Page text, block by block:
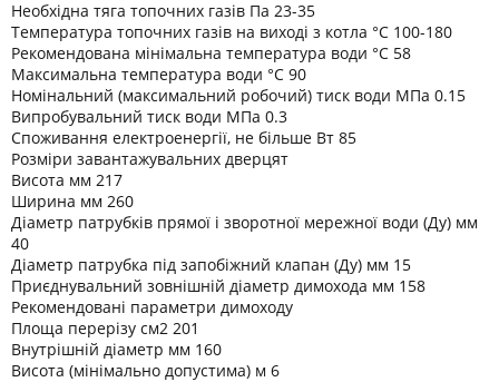
Необхідна тяга топочних газів Па 23-35
Температура топочних газів на виході з котла °C 100-180
Рекомендована мінімальна температура води °C 58
Максимальна температура води °C 90
Номінальний (максимальний робочий) тиск води МПа 0.15
Випробувальний тиск води МПа 0.3
Споживання електроенергії, не більше Вт 85
Розміри завантажувальних дверцят
Висота мм 217
Ширина мм 260
Діаметр патрубків прямої і зворотної мережної води (Ду) мм
40
Діаметр патрубка під запобіжний клапан (Ду) мм 15
Приєднувальний зовнішній діаметр димохода мм 158
Рекомендовані параметри димоходу
Площа перерізу см2 201
Внутрішній діаметр мм 160
Висота (мінімально допустима) м 6